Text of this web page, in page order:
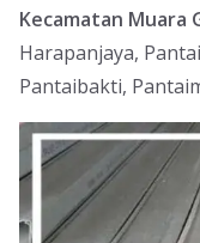
Kecamatan Muara
Harapanjaya,
Pantaibakti,